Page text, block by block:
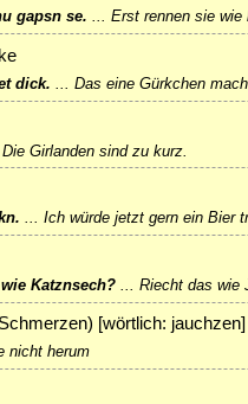
gapsn se. ... Erst rennen sie wie
dick. ... Das eine Gürkchen
Die Girlanden sind zu kurz.
... Ich würde jetzt gern ein Bier
Katznsech?... Riecht das wie
[wörtlich:
nicht herum